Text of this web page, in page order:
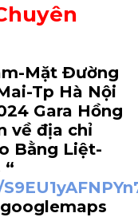
Mặt Đường
Tp Hà Nội
Gara Hồng
về địa chỉ
Bằng Liệt-